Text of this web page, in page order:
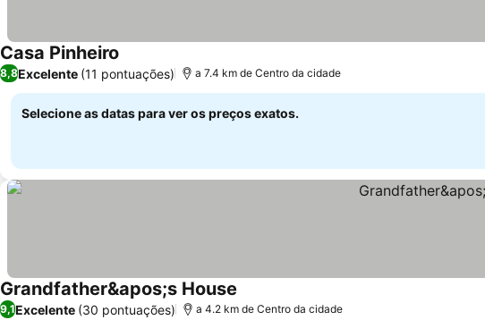
Casa Pinheiro Ver preços
8,8Excelente (11 pontuações) a 7.4 km de Centro da cidade
Selecione as datas para ver os preços exatos.
Grandfather&apos;s House
9,1Excelente (30 pontuações) a 4.2 km de Centro da cidade